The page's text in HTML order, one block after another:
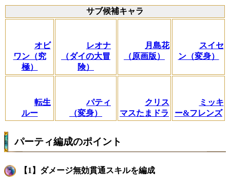
サブ候補キャラ
オビ
ワン（究
極）
レオナ
（ダイの大冒
険）
月島花
（原画版）
スイセ
ン（変身）
転生
ルー
パティ
（変身）
クリス
マスたまドラ
ミッキ
ー&フレンズ
パーティ編成のポイント
【1】ダメージ無効貫通スキルを編成